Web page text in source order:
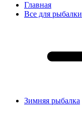
Главная
Все для рыбалки
Зимняя рыбалка